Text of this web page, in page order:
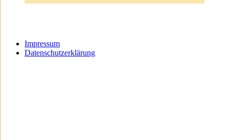
Impressum
Datenschutzerklärung